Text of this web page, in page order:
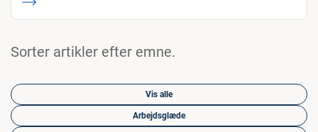
Sorter artikler efter emne.
Vis alle
Arbejdsglæde